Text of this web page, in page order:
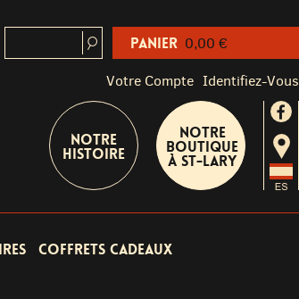
Votre Compte Identifiez-Vous
Notre
Histoire
Notre
boutique
à St-Lary
Coffrets cadeaux
Panier 0,00 €